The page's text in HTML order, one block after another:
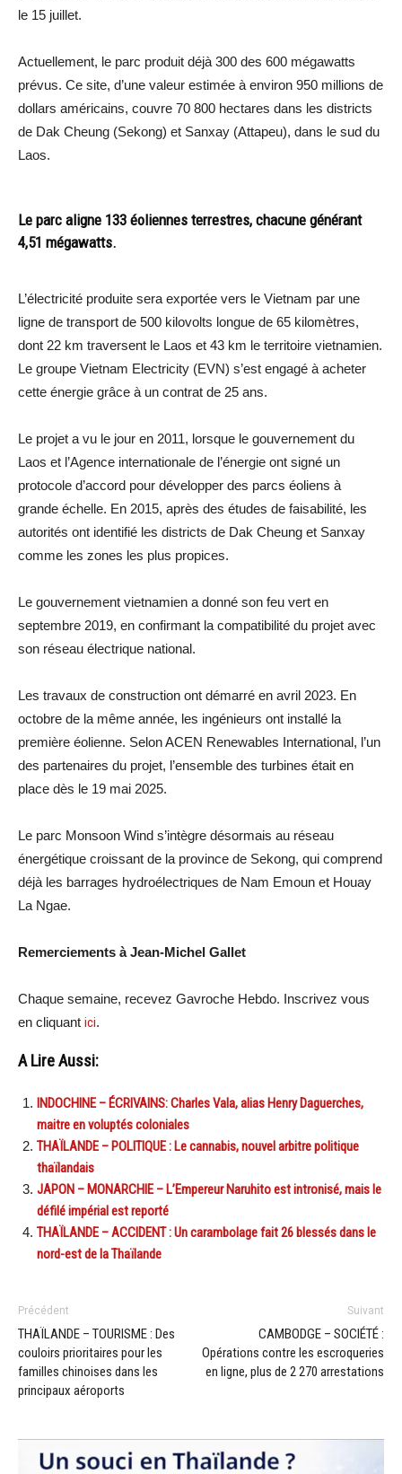
le 15 juillet.
Actuellement, le parc produit déjà 300 des 600 mégawatts
prévus. Ce site, d’une valeur estimée à environ 950 millions de
dollars américains, couvre 70 800 hectares dans les districts
de Dak Cheung (Sekong) et Sanxay (Attapeu), dans le sud du
Laos.
Le parc aligne 133 éoliennes terrestres, chacune générant
4,51 mégawatts.
L’électricité produite sera exportée vers le Vietnam par une
ligne de transport de 500 kilovolts longue de 65 kilomètres,
dont 22 km traversent le Laos et 43 km le territoire vietnamien.
Le groupe Vietnam Electricity (EVN) s’est engagé à acheter
cette énergie grâce à un contrat de 25 ans.
Le projet a vu le jour en 2011, lorsque le gouvernement du
Laos et l’Agence internationale de l’énergie ont signé un
protocole d’accord pour développer des parcs éoliens à
grande échelle. En 2015, après des études de faisabilité, les
autorités ont identifié les districts de Dak Cheung et Sanxay
comme les zones les plus propices.
Le gouvernement vietnamien a donné son feu vert en
septembre 2019, en confirmant la compatibilité du projet avec
son réseau électrique national.
Les travaux de construction ont démarré en avril 2023. En
octobre de la même année, les ingénieurs ont installé la
première éolienne. Selon ACEN Renewables International, l’un
des partenaires du projet, l’ensemble des turbines était en
place dès le 19 mai 2025.
Le parc Monsoon Wind s’intègre désormais au réseau
énergétique croissant de la province de Sekong, qui comprend
déjà les barrages hydroélectriques de Nam Emoun et Houay
La Ngae.
Remerciements à Jean-Michel Gallet
Chaque semaine, recevez Gavroche Hebdo. Inscrivez vous
en cliquant ici.
A Lire Aussi:
INDOCHINE – ÉCRIVAINS: Charles Vala, alias Henry Daguerches,
maitre en voluptés coloniales
THAÏLANDE – POLITIQUE : Le cannabis, nouvel arbitre politique
thaïlandais
JAPON – MONARCHIE – L’Empereur Naruhito est intronisé, mais le
défilé impérial est reporté
THAÏLANDE – ACCIDENT : Un carambolage fait 26 blessés dans le
nord-est de la Thaïlande
Précédent
THAÏLANDE – TOURISME : Des
couloirs prioritaires pour les
familles chinoises dans les
principaux aéroports
Suivant
CAMBODGE – SOCIÉTÉ :
Opérations contre les escroqueries
en ligne, plus de 2 270 arrestations